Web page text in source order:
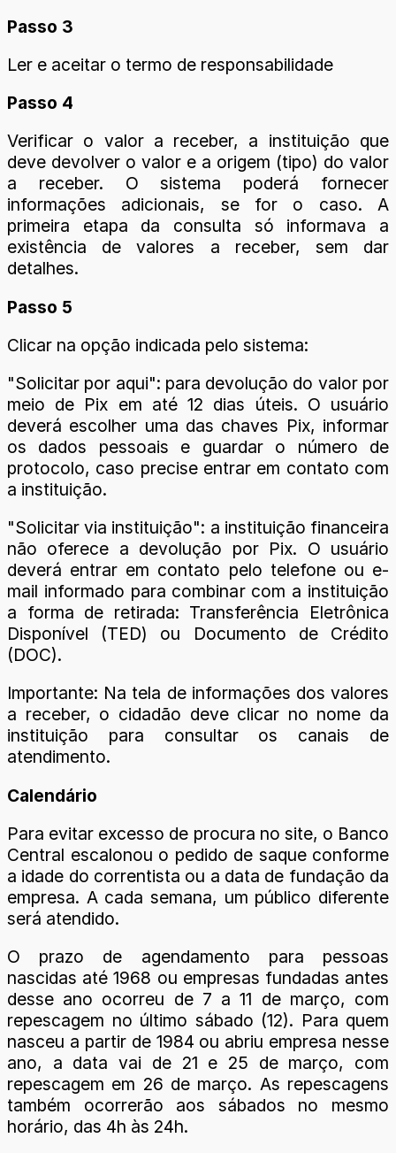
Passo 3
Ler e aceitar o termo de responsabilidade
Passo 4
Verificar o valor a receber, a instituição que
deve devolver o valor e a origem (tipo) do valor
a receber. O sistema poderá fornecer
informações adicionais, se for o caso. A
primeira etapa da consulta só informava a
existência de valores a receber, sem dar
detalhes.
Passo 5
Clicar na opção indicada pelo sistema:
"Solicitar por aqui": para devolução do valor por
meio de Pix em até 12 dias úteis. O usuário
deverá escolher uma das chaves Pix, informar
os dados pessoais e guardar o número de
protocolo, caso precise entrar em contato com
a instituição.
"Solicitar via instituição": a instituição financeira
não oferece a devolução por Pix. O usuário
deverá entrar em contato pelo telefone ou e-
mail informado para combinar com a instituição
a forma de retirada: Transferência Eletrônica
Disponível (TED) ou Documento de Crédito
(DOC).
Importante: Na tela de informações dos valores
a receber, o cidadão deve clicar no nome da
instituição para consultar os canais de
atendimento.
Calendário
Para evitar excesso de procura no site, o Banco
Central escalonou o pedido de saque conforme
a idade do correntista ou a data de fundação da
empresa. A cada semana, um público diferente
será atendido.
O prazo de agendamento para pessoas
nascidas até 1968 ou empresas fundadas antes
desse ano ocorreu de 7 a 11 de março, com
repescagem no último sábado (12). Para quem
nasceu a partir de 1984 ou abriu empresa nesse
ano, a data vai de 21 e 25 de março, com
repescagem em 26 de março. As repescagens
também ocorrerão aos sábados no mesmo
horário, das 4h às 24h.